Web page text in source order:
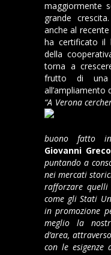
maggiormente
grande
anche al recente
ha certificato il
della
torna a
frutto di una
all’ampliamento
“A Verona
buono fatto
Giovanni Greco
puntando a
nei mercati
rafforzare quelli
come gli Stati
in promozione
meglio la
d’area,
con le esigenze